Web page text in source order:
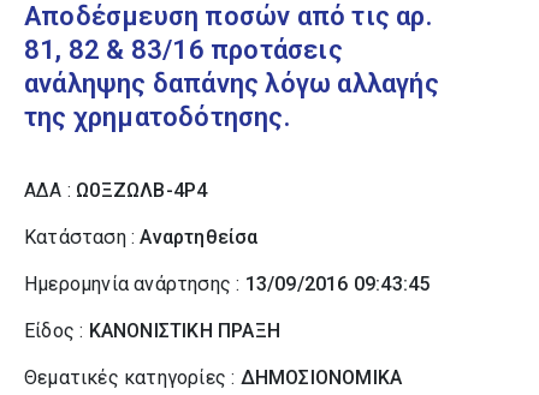
Αποδέσμευση ποσών από τις αρ.
81, 82 & 83/16 προτάσεις
ανάληψης δαπάνης λόγω αλλαγής
της χρηματοδότησης.
ΑΔΑ : Ω0ΞΖΩΛΒ-4Ρ4
Κατάσταση :Αναρτηθείσα
Ημερομηνία ανάρτησης : 13/09/2016 09:43:45
Είδος : ΚΑΝΟΝΙΣΤΙΚΗ ΠΡΑΞΗ
Θεματικές κατηγορίες : ΔΗΜΟΣΙΟΝΟΜΙΚΑ